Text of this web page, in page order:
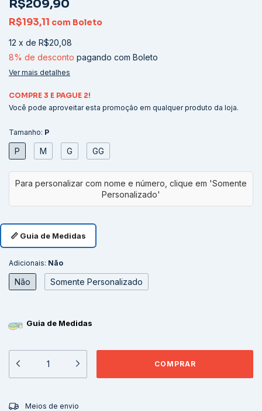
R$209,90
R$193,11 com Boleto
12 x de R$20,08
8% de desconto pagando com Boleto
Ver mais detalhes
COMPRE 3 E PAGUE 2!
Você pode aproveitar esta promoção em qualquer produto da loja.
Tamanho: P
P M G GG
📏 Guia de Medidas
Adicionais: Não
Não Somente Personalizado
Guia de Medidas
Entregas para o CEP:
Meios de envio